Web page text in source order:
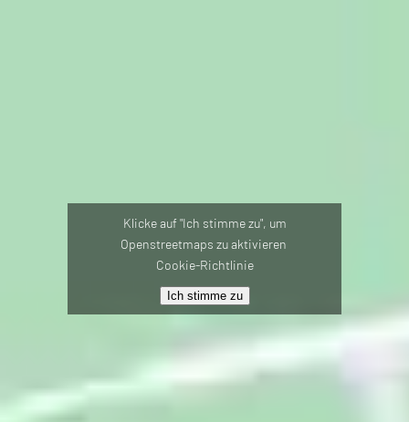
Klicke auf "Ich stimme zu", um
Openstreetmaps zu aktivieren
Cookie-Richtlinie
Ich stimme zu